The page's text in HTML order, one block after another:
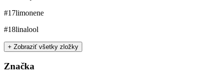
#17limonene
#18linalool
+ Zobraziť všetky zložky
Značka